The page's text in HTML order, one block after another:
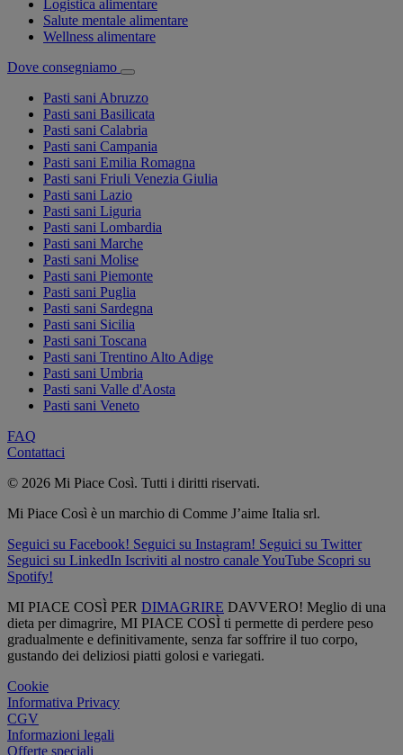
Logistica alimentare
Salute mentale alimentare
Wellness alimentare
Dove consegniamo
Pasti sani Abruzzo
Pasti sani Basilicata
Pasti sani Calabria
Pasti sani Campania
Pasti sani Emilia Romagna
Pasti sani Friuli Venezia Giulia
Pasti sani Lazio
Pasti sani Liguria
Pasti sani Lombardia
Pasti sani Marche
Pasti sani Molise
Pasti sani Piemonte
Pasti sani Puglia
Pasti sani Sardegna
Pasti sani Sicilia
Pasti sani Toscana
Pasti sani Trentino Alto Adige
Pasti sani Umbria
Pasti sani Valle d'Aosta
Pasti sani Veneto
FAQ
Contattaci
© 2026 Mi Piace Così. Tutti i diritti riservati.
Mi Piace Così è un marchio di Comme J’aime Italia srl.
Seguici su Facebook! Seguici su Instagram! Seguici su Twitter
Seguici su LinkedIn Iscriviti al nostro canale YouTube Scopri su
Spotify!
MI PIACE COSÌ PER DIMAGRIRE DAVVERO! Meglio di una
dieta per dimagrire, MI PIACE COSÌ ti permette di perdere peso
gradualmente e definitivamente, senza far soffrire il tuo corpo,
gustando dei deliziosi piatti golosi e variegati.
Cookie
Informativa Privacy
CGV
Informazioni legali
Offerte speciali